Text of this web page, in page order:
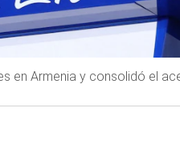
en Armenia y consolidó el